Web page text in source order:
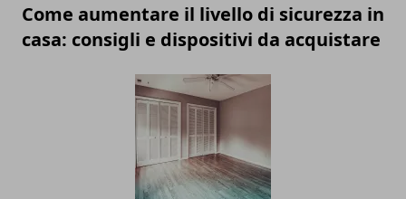
Come aumentare il livello di sicurezza in
casa: consigli e dispositivi da acquistare